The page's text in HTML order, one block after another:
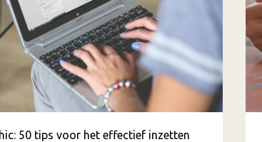
50 tips voor het effectief inzetten